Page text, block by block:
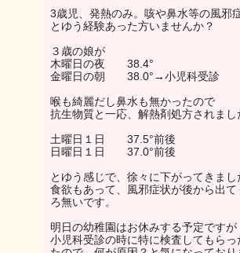
3歳児、発熱のみ。咳や鼻水等の風邪
とゆう経験あった方いませんか？
３歳の娘が
木曜日の夜 38.4°
金曜日の朝 38.0°→小児科受診
喉も綺麗だし鼻水も無かったので
抗生物質と一応、解熱剤処方されまし
土曜日１日 37.5°前後
日曜日１日 37.0°前後
とゆう感じで、徐々に下がってきまし
食欲もあって、風邪症状が後から出て
ろ無いです。
明日の幼稚園はお休みする予定ですが
小児科受診の時に特に検査してもらっ